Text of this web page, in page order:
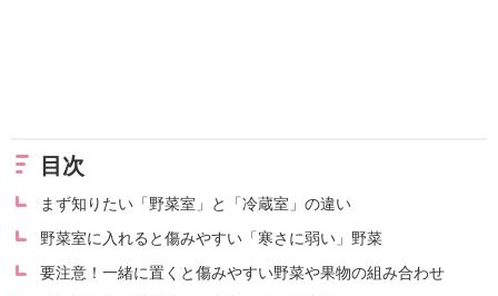
目次
まず知りたい「野菜室」と「冷蔵室」の違い
野菜室に入れると傷みやすい「寒さに弱い」野菜
要注意！一緒に置くと傷みやすい野菜や果物の組み合わせ